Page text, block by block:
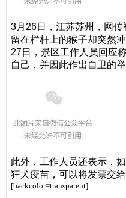
3月26日，江苏苏州，网
留在栏杆上的猴子却突然
27日，景区工作人员回应
自己，并因此作出自卫的
此外，工作人员还表示，
狂犬疫苗，可以将发票交
[backcolor=transparent]